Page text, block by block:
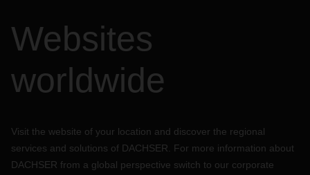
Websites
worldwide
Visit the website of your location and discover the regional
services and solutions of DACHSER. For more information about
DACHSER from a global perspective switch to our corporate